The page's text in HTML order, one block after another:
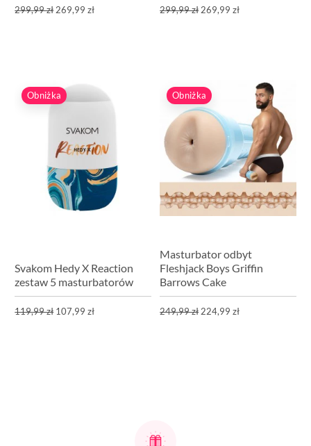
299,99 zł 269,99 zł 299,99 zł 269,99 zł
Obniżka
Svakom Hedy X Reaction
zestaw 5 masturbatorów
119,99 zł 107,99 zł
Obniżka
Masturbator odbyt
Fleshjack Boys Griffin
Barrows Cake
249,99 zł 224,99 zł